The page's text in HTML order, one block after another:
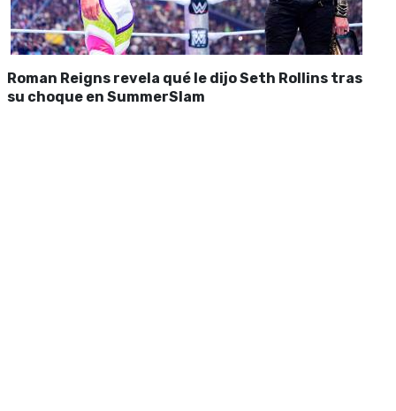
Roman Reigns revela qué le dijo Seth Rollins tras
su choque en SummerSlam